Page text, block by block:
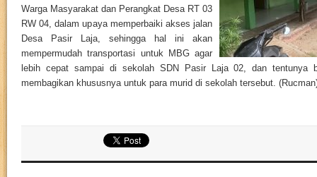
Warga Masyarakat dan Perangkat Desa RT 03
RW 04, dalam upaya memperbaiki akses jalan
Desa Pasir Laja, sehingga hal ini akan
mempermudah transportasi untuk MBG agar
lebih cepat sampai di sekolah SDN Pasir Laja 02, dan tentunya
membagikan khususnya untuk para murid di sekolah tersebut.